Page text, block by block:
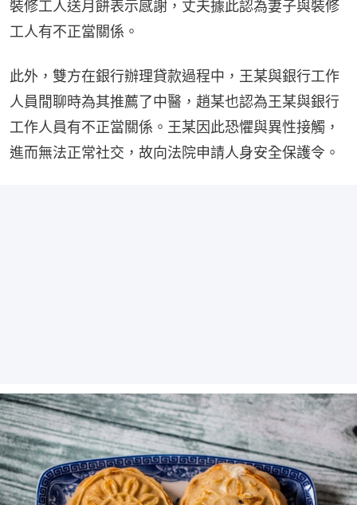
裝修工人送月餅表示感謝，丈夫據此認為妻子與裝修
工人有不正當關係。
此外，雙方在銀行辦理貸款過程中，王某與銀行工作
人員閒聊時為其推薦了中醫，趙某也認為王某與銀行
工作人員有不正當關係。王某因此恐懼與異性接觸，
進而無法正常社交，故向法院申請人身安全保護令。